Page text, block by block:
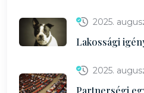
2025.
Lakossági
2025.
Partnerségi